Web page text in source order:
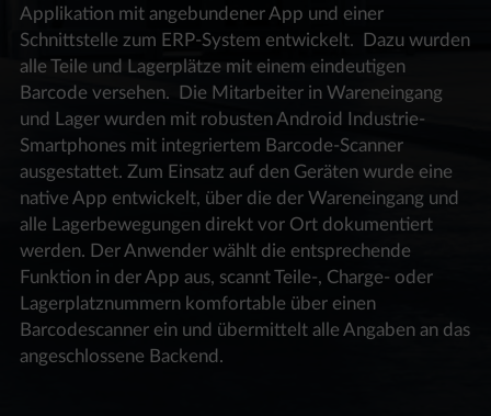
Applikation mit angebundener App und einer
Schnittstelle zum ERP-System entwickelt. Dazu wurden
alle Teile und Lagerplätze mit einem eindeutigen
Barcode versehen. Die Mitarbeiter in Wareneingang
und Lager wurden mit robusten Android Industrie-
Smartphones mit integriertem Barcode-Scanner
ausgestattet. Zum Einsatz auf den Geräten wurde eine
native App entwickelt, über die der Wareneingang und
alle Lagerbewegungen direkt vor Ort dokumentiert
werden. Der Anwender wählt die entsprechende
Funktion in der App aus, scannt Teile-, Charge- oder
Lagerplatznummern komfortable über einen
Barcodescanner ein und übermittelt alle Angaben an das
angeschlossene Backend.